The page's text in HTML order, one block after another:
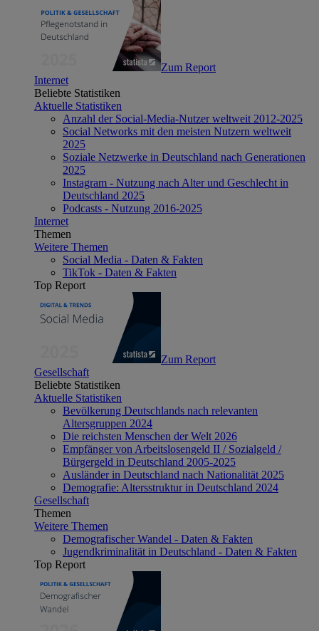
Zum Report
Internet
Beliebte Statistiken
Aktuelle Statistiken
Anzahl der Social-Media-Nutzer weltweit 2012-2025
Social Networks mit den meisten Nutzern weltweit
2025
Soziale Netzwerke in Deutschland nach Generationen
2025
Instagram - Nutzung nach Alter und Geschlecht in
Deutschland 2025
Podcasts - Nutzung 2016-2025
Internet
Themen
Weitere Themen
Social Media - Daten & Fakten
TikTok - Daten & Fakten
Top Report
Zum Report
Gesellschaft
Beliebte Statistiken
Aktuelle Statistiken
Bevölkerung Deutschlands nach relevanten
Altersgruppen 2024
Die reichsten Menschen der Welt 2026
Empfänger von Arbeitslosengeld II / Sozialgeld /
Bürgergeld in Deutschland 2005-2025
Ausländer in Deutschland nach Nationalität 2025
Demografie: Altersstruktur in Deutschland 2024
Gesellschaft
Themen
Weitere Themen
Demografischer Wandel - Daten & Fakten
Jugendkriminalität in Deutschland - Daten & Fakten
Top Report